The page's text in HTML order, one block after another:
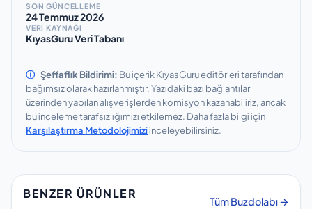
SON GÜNCELLEME
24 Temmuz 2026
VERİ KAYNAĞI
KıyasGuru Veri Tabanı
ⓘ Şeffaflık Bildirimi: Bu içerik KıyasGuru editörleri tarafından
bağımsız olarak hazırlanmıştır.Yazıdaki bazı bağlantılar
üzerinden yapılan alışverişlerden komisyon kazanabiliriz, ancak
bu inceleme tarafsızlığımızı etkilemez. Daha fazla bilgi için
Karşılaştırma Metodolojimiziinceleyebilirsiniz.
BENZER ÜRÜNLER
Tüm Buzdolabı →